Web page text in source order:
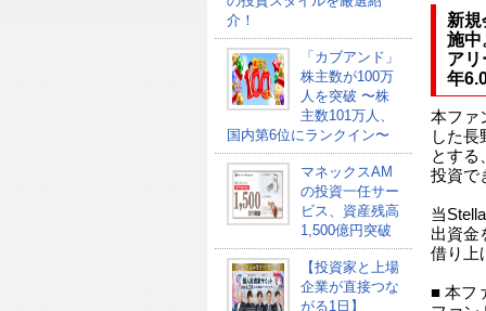
介！
「カブアンド」
株主数が100万
人を突破 〜株
主数101万人、
国内第6位にランクイン〜
マネックスAM
の投資一任サー
ビス、資産残高
1,500億円突破
【投資家と上場
企業が直接つな
がる1日】
新
施中
ア
年
本ファ
した長
とする
投資で
当
出資金
借り上
■ 本フ